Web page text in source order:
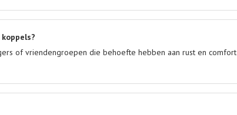
of vriendengroepen die behoefte hebben aan rust en